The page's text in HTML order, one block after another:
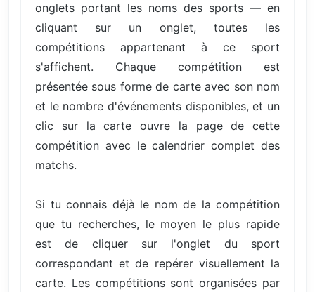
onglets portant les noms des sports — en
cliquant sur un onglet, toutes les
compétitions appartenant à ce sport
s'affichent. Chaque compétition est
présentée sous forme de carte avec son nom
et le nombre d'événements disponibles, et un
clic sur la carte ouvre la page de cette
compétition avec le calendrier complet des
matchs.
Si tu connais déjà le nom de la compétition
que tu recherches, le moyen le plus rapide
est de cliquer sur l'onglet du sport
correspondant et de repérer visuellement la
carte. Les compétitions sont organisées par